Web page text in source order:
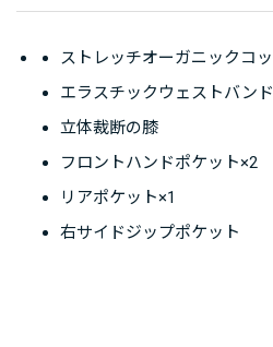
ストレッチオーガニックコ
エラスチックウェストバン
立体裁断の膝
フロントハンドポケット×2
リアポケット×1
右サイドジップポケット